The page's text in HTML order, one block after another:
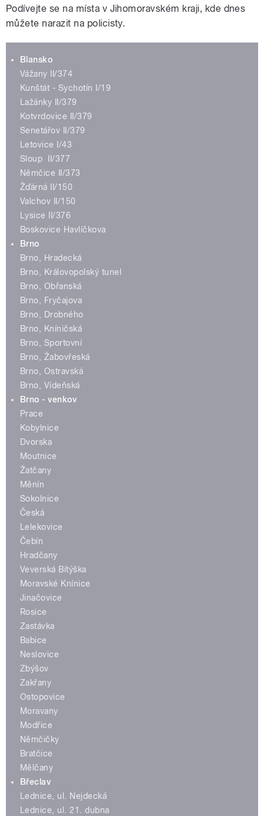
Podívejte se na místa v Jihomoravském kraji, kde dnes
můžete narazit na policisty.
Blansko
Vážany II/374
Kunštát - Sychotín I/19
Lažánky II/379
Kotvrdovice II/379
Senetářov II/379
Letovice I/43
Sloup II/377
Němčice II/373
Žďárná II/150
Valchov II/150
Lysice II/376
Boskovice Havlíčkova
Brno
Brno, Hradecká
Brno, Královopolský tunel
Brno, Obřanská
Brno, Fryčajova
Brno, Drobného
Brno, Kníničská
Brno, Sportovní
Brno, Žabovřeská
Brno, Ostravská
Brno, Vídeňská
Brno - venkov
Prace
Kobylnice
Dvorska
Moutnice
Žatčany
Měnín
Sokolnice
Česká
Lelekovice
Čebín
Hradčany
Veverská Bítýška
Moravské Knínice
Jinačovice
Rosice
Zastávka
Babice
Neslovice
Zbýšov
Zakřany
Ostopovice
Moravany
Modřice
Němčičky
Bratčice
Mělčany
Břeclav
Lednice, ul. Nejdecká
Lednice, ul. 21. dubna